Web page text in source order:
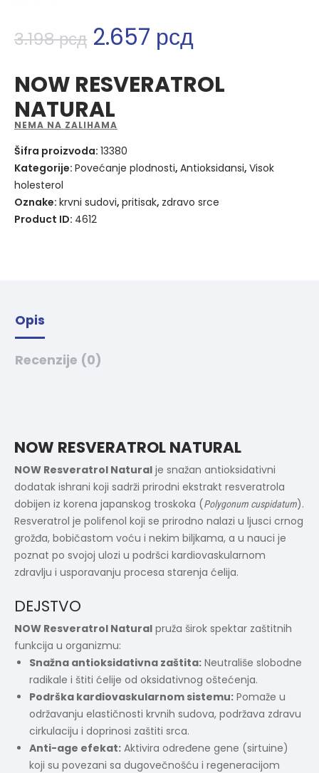
3.198рсд 2.657 рсд
NOW RESVERATROL
NATURAL
NEMA NA ZALIHAMA
Šifra proizvoda: 13380
Kategorije: Povećanje plodnosti, Antioksidansi, Visok
holesterol
Oznake: krvni sudovi, pritisak, zdravo srce
Product ID: 4612
Opis
Recenzije (0)
NOW RESVERATROL NATURAL
NOW Resveratrol Natural je snažan antioksidativni
dodatak ishrani koji sadrži prirodni ekstrakt resveratrola
dobijen iz korena japanskog troskoka (Polygonum cuspidatum).
Resveratrol je polifenol koji se prirodno nalazi u ljusci crnog
grožđa, bobičastom voću i nekim biljkama, a u nauci je
poznat po svojoj ulozi u podršci kardiovaskularnom
zdravlju i usporavanju procesa starenja ćelija.
DEJSTVO
NOW Resveratrol Natural pruža širok spektar zaštitnih
funkcija u organizmu:
Snažna antioksidativna zaštita: Neutrališe slobodne
radikale i štiti ćelije od oksidativnog oštećenja.
Podrška kardiovaskularnom sistemu: Pomaže u
održavanju elastičnosti krvnih sudova, podržava zdravu
cirkulaciju i doprinosi zaštiti srca.
Anti-age efekat: Aktivira određene gene (sirtuine)
koji su povezani sa dugovečnošću i regeneracijom